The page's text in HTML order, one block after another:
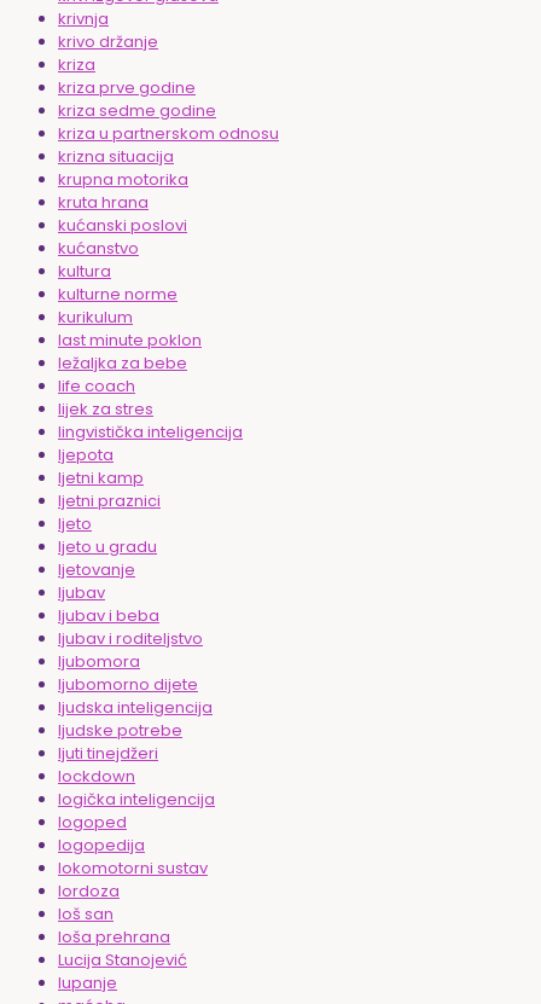
krivnja
krivo držanje
kriza
kriza prve godine
kriza sedme godine
kriza u partnerskom odnosu
krizna situacija
krupna motorika
kruta hrana
kućanski poslovi
kućanstvo
kultura
kulturne norme
kurikulum
last minute poklon
ležaljka za bebe
life coach
lijek za stres
lingvistička inteligencija
ljepota
ljetni kamp
ljetni praznici
ljeto
ljeto u gradu
ljetovanje
ljubav
ljubav i beba
ljubav i roditeljstvo
ljubomora
ljubomorno dijete
ljudska inteligencija
ljudske potrebe
ljuti tinejdžeri
lockdown
logička inteligencija
logoped
logopedija
lokomotorni sustav
lordoza
loš san
loša prehrana
Lucija Stanojević
lupanje